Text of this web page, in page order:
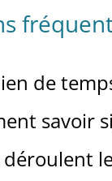
de
savoir